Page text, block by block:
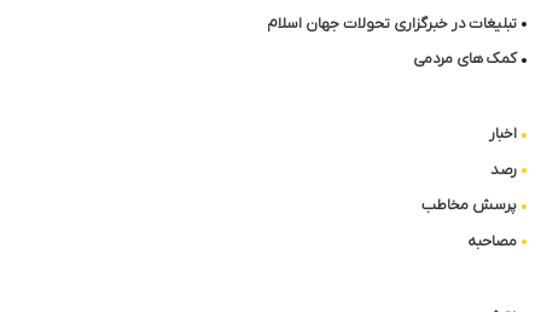
تبلیغات در خبرگزاری تحولات جهان اسلام
کمک های مردمی
اخبار
رصد
پرسش مخاطب
مصاحبه